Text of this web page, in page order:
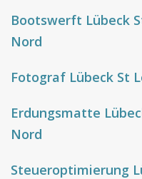
Bootswerft Lübeck
Nord
Fotograf Lübeck St
Erdungsmatte
Nord
Steueroptimierung